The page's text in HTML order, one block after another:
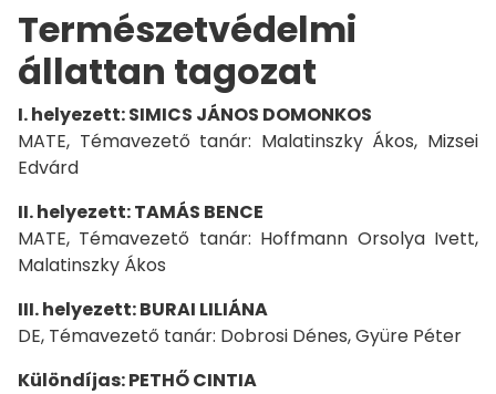
Természetvédelmi
állattan tagozat
I. helyezett: SIMICS JÁNOS DOMONKOS
MATE, Témavezető tanár: Malatinszky Ákos, Mizsei
Edvárd
II. helyezett: TAMÁS BENCE
MATE, Témavezető tanár: Hoffmann Orsolya Ivett,
Malatinszky Ákos
III. helyezett: BURAI LILIÁNA
DE, Témavezető tanár: Dobrosi Dénes, Gyüre Péter
Különdíjas: PETHŐ CINTIA